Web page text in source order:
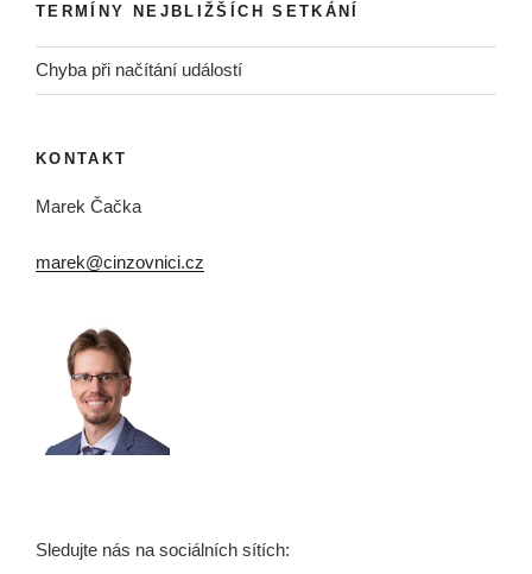
TERMÍNY NEJBLIŽŠÍCH SETKÁNÍ
Chyba při načítání událostí
KONTAKT
Marek Čačka
marek@cinzovnici.cz
Sledujte nás na sociálních sítích: